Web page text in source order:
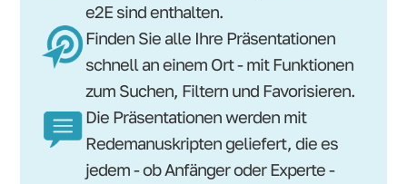
e2E sind enthalten.
Finden Sie alle Ihre Präsentationen
schnell an einem Ort - mit Funktionen
zum Suchen, Filtern und Favorisieren.
Die Präsentationen werden mit
Redemanuskripten geliefert, die es
jedem - ob Anfänger oder Experte -